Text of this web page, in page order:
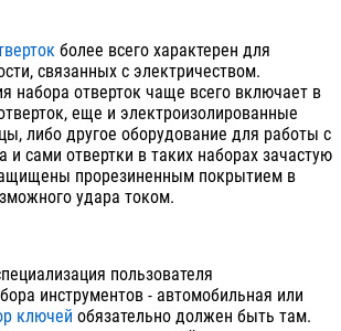
более всего характерен для
связанных с электричеством.
набора отверток чаще всего включает в
еще и электроизолированные
либо другое оборудование для работы с
и сами отвертки в таких наборах зачастую
прорезиненным покрытием в
удара током.
пользователя
инструментов - автомобильная или
ключей обязательно должен быть там.